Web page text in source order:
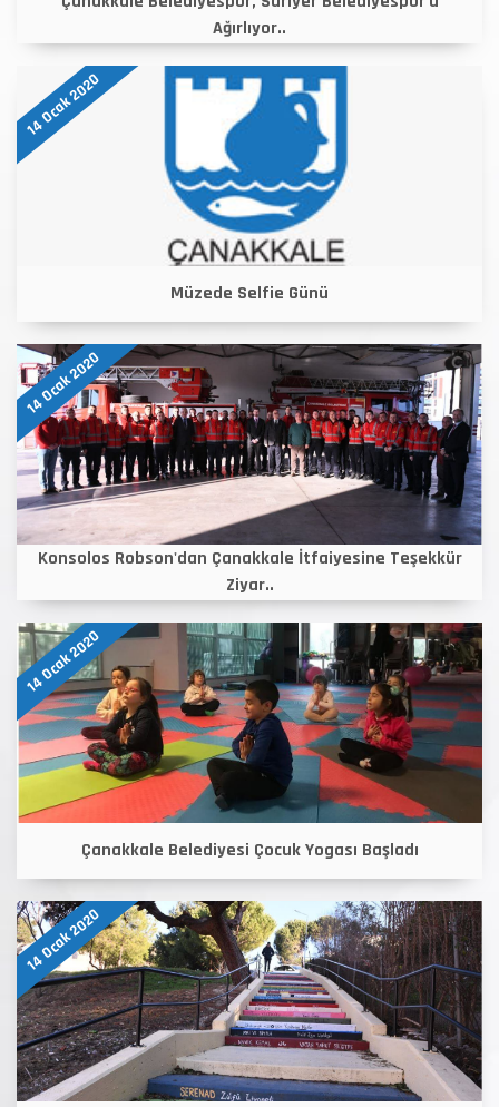
Ağırlıyor..
14 Ocak 2020
Müzede Selfie Günü
14 Ocak 2020
Konsolos Robson'dan Çanakkale İtfaiyesine Teşekkür
Ziyar..
14 Ocak 2020
Çanakkale Belediyesi Çocuk Yogası Başladı
14 Ocak 2020